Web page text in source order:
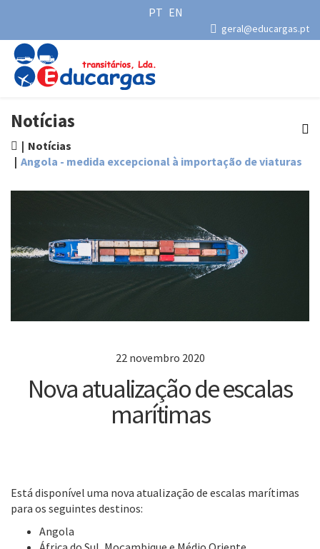
PT EN
geral@educargas.pt
Notícias
Notícias
Angola - medida excepcional à importação de viaturas
22 novembro 2020
Nova atualização de escalas
marítimas
Está disponível uma nova atualização de escalas marítimas
para os seguintes destinos:
Angola